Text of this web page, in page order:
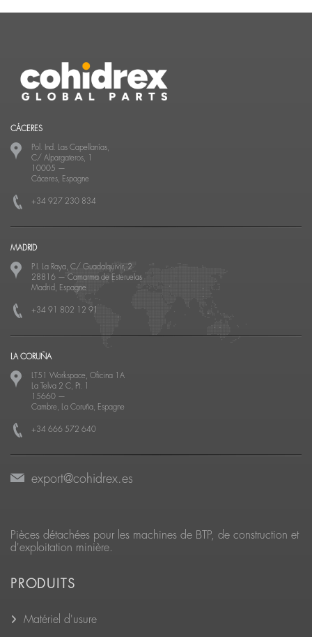
CÁCERES
Pol. Ind. Las Capellanías,
C/ Alpargateros, 1
10005 —
Cáceres, Espagne
+34 927 230 834
MADRID
P.I. La Raya, C/ Guadalquivir, 2
28816 — Camarma de Esteruelas
Madrid, Espagne
+34 91 802 12 91
LA CORUÑA
LT51 Workspace, Oficina 1A
La Telva 2 C, Pt. 1
15660 —
Cambre, La Coruña, Espagne
+34 666 572 640
export@cohidrex.es
Pièces détachées pour les machines de BTP, de construction et
d'exploitation minière.
PRODUITS
Matériel d'usure